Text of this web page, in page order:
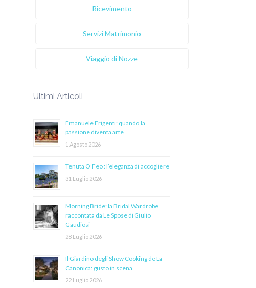
Ricevimento
Servizi Matrimonio
Viaggio di Nozze
Ultimi Articoli
Emanuele Frigenti: quando la
passione diventa arte
1 Agosto 2026
Tenuta O’Feo : l’eleganza di accogliere
31 Luglio 2026
Morning Bride: la Bridal Wardrobe
raccontata da Le Spose di Giulio
Gaudiosi
28 Luglio 2026
Il Giardino degli Show Cooking de La
Canonica: gusto in scena
22 Luglio 2026